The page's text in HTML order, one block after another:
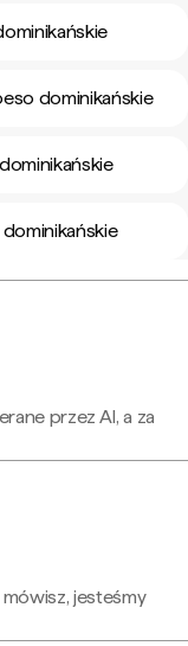
dominikańskie
przez AI, a za
jesteśmy